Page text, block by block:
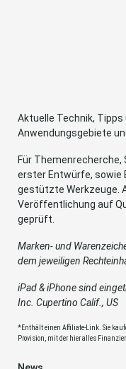
Aktuelle Technik,
Anwendungsgebiete
Für
erster Entwürfe, sowie
gestützte Werkzeuge.
Veröffentlichung auf
geprüft.
Marken- und
dem jeweiligen
iPad & iPhone sind
Inc. Cupertino Calif., US
*Enthält einen Affiliate-Link. Sie
Provision, mit der hier alles